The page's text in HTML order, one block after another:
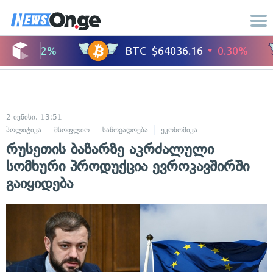
2 ივნისი, 13:51
პოლიტიკა
მსოფლიო საზოგადოება ეკონომიკა
რუსეთის ბაზარზე აკრძალული
სომხური პროდუქცია ევროკავშირში
გაიყიდება